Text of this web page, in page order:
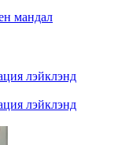
мандал
лэйклэнд
лэйклэнд